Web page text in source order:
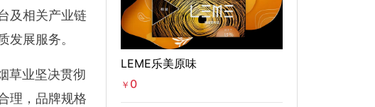
及相关产业链
展服务。
草业坚决贯彻
理，品牌规格
LEME乐美原味
￥ 0